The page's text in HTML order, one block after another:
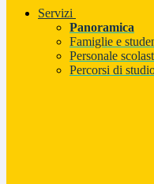
Servizi
Panoramica
Famiglie e
Personale
Percorsi di